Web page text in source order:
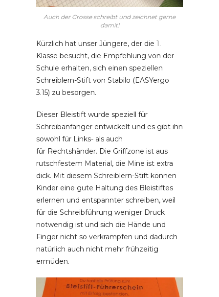
Auch der Grosse schreibt und zeichnet gerne
damit!
Kürzlich hat unser Jüngere, der die 1.
Klasse besucht, die Empfehlung von der
Schule erhalten, sich einen speziellen
Schreiblern-Stift von Stabilo (EASYergo
3.15) zu besorgen.
Dieser Bleistift wurde speziell für
Schreibanfänger entwickelt und es gibt ihn
sowohl für Links- als auch
für Rechtshänder. Die Griffzone ist aus
rutschfestem Material, die Mine ist extra
dick. Mit diesem Schreiblern-Stift können
Kinder eine gute Haltung des Bleistiftes
erlernen und entspannter schreiben, weil
für die Schreibführung weniger Druck
notwendig ist und sich die Hände und
Finger nicht so verkrampfen und dadurch
natürlich auch nicht mehr frühzeitig
ermüden.